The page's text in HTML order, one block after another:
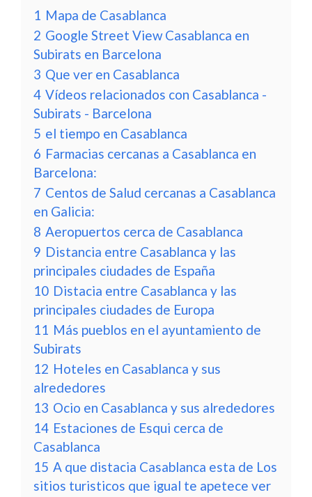
1 Mapa de Casablanca
2 Google Street View Casablanca en
Subirats en Barcelona
3 Que ver en Casablanca
4 Vídeos relacionados con Casablanca -
Subirats - Barcelona
5 el tiempo en Casablanca
6 Farmacias cercanas a Casablanca en
Barcelona:
7 Centos de Salud cercanas a Casablanca
en Galicia:
8 Aeropuertos cerca de Casablanca
9 Distancia entre Casablanca y las
principales ciudades de España
10 Distacia entre Casablanca y las
principales ciudades de Europa
11 Más pueblos en el ayuntamiento de
Subirats
12 Hoteles en Casablanca y sus
alrededores
13 Ocio en Casablanca y sus alrededores
14 Estaciones de Esqui cerca de
Casablanca
15 A que distacia Casablanca esta de Los
sitios turisticos que igual te apetece ver